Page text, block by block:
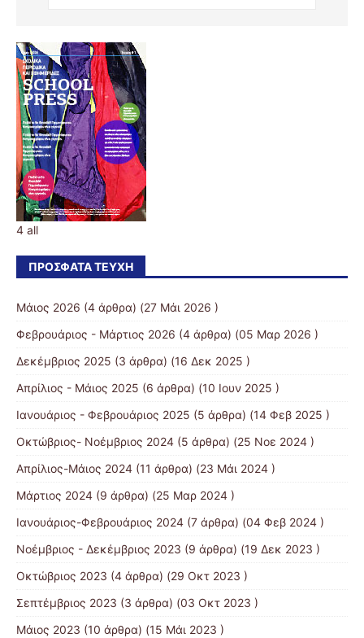
4 all
ΠΡΌΣΦΑΤΑ ΤΕΎΧΗ
Μάιος 2026 (4 άρθρα) (27 Μάι 2026 )
Φεβρουάριος - Μάρτιος 2026 (4 άρθρα) (05 Μαρ 2026 )
Δεκέμβριος 2025 (3 άρθρα) (16 Δεκ 2025 )
Απρίλιος - Μάιος 2025 (6 άρθρα) (10 Ιουν 2025 )
Ιανουάριος - Φεβρουάριος 2025 (5 άρθρα) (14 Φεβ 2025 )
Οκτώβριος- Νοέμβριος 2024 (5 άρθρα) (25 Νοε 2024 )
Απρίλιος-Μάιος 2024 (11 άρθρα) (23 Μάι 2024 )
Μάρτιος 2024 (9 άρθρα) (25 Μαρ 2024 )
Ιανουάριος-Φεβρουάριος 2024 (7 άρθρα) (04 Φεβ 2024 )
Νοέμβριος - Δεκέμβριος 2023 (9 άρθρα) (19 Δεκ 2023 )
Οκτώβριος 2023 (4 άρθρα) (29 Οκτ 2023 )
Σεπτέμβριος 2023 (3 άρθρα) (03 Οκτ 2023 )
Μάιος 2023 (10 άρθρα) (15 Μάι 2023 )